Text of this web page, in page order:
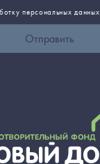
персональных данных
Отправить